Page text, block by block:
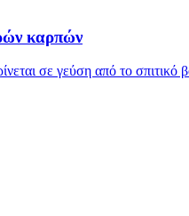
καρπών
σε γεύση από το